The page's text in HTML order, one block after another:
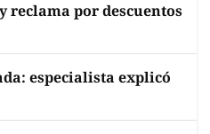
reclama por descuentos
especialista explicó